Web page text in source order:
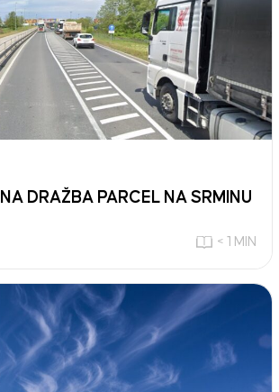
DRAŽBA PARCEL NA SRMINU
< 1 MIN